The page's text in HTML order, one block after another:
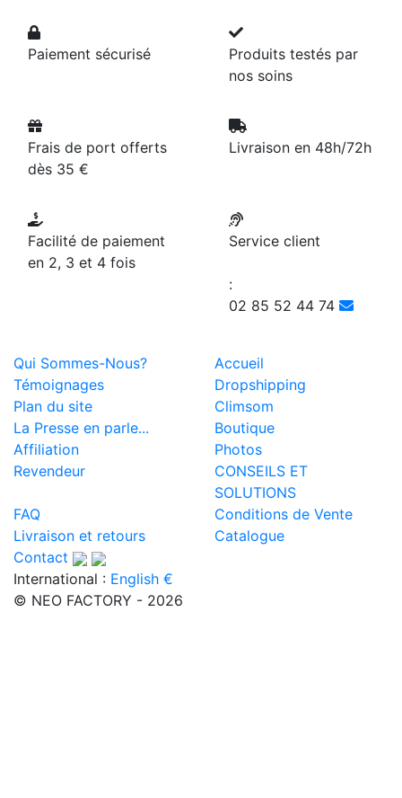
Paiement sécurisé
Produits testés par
nos soins
Frais de port offerts
dès 35 €
Livraison en 48h/72h
Facilité de paiement
en 2, 3 et 4 fois
Service client
:
02 85 52 44 74
Qui Sommes-Nous?
Accueil
Témoignages
Dropshipping
Plan du site
Climsom
La Presse en parle...
Boutique
Affiliation
Photos
Revendeur
CONSEILS ET
SOLUTIONS
FAQ
Conditions de Vente
Livraison et retours
Catalogue
Contact
International : English €
© NEO FACTORY - 2026